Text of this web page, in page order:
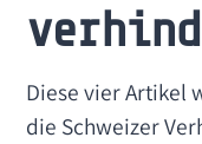
Diese vier Artikel
die Schweizer